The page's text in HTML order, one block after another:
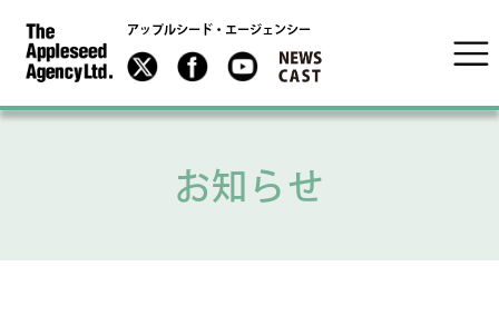
アップルシード・エージェンシー
お知らせ